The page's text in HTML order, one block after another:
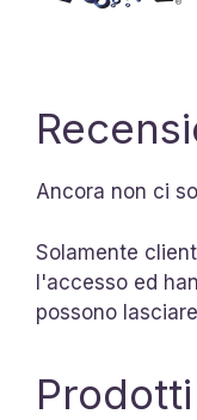
Ancora non ci
Solamente
l'accesso ed
possono